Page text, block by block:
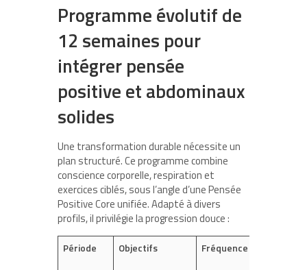
Programme évolutif de
12 semaines pour
intégrer pensée
positive et abdominaux
solides
Une transformation durable nécessite un
plan structuré. Ce programme combine
conscience corporelle, respiration et
exercices ciblés, sous l’angle d’une Pensée
Positive Core unifiée. Adapté à divers
profils, il privilégie la progression douce :
Période Objectifs Fréquence